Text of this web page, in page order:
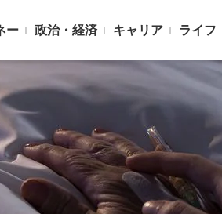
ー 政治・経済 キャリア ライフ